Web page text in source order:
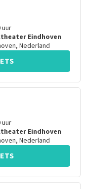
uur
Eindhoven
, Nederland
uur
Eindhoven
, Nederland